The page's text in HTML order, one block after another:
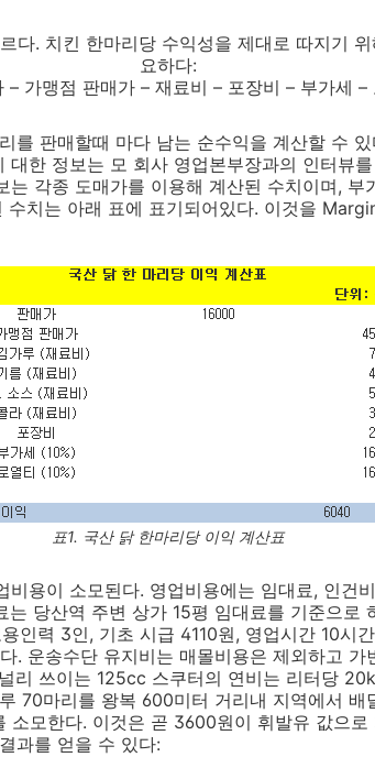
다. 치킨 한마리당 수익성을 제대로 따지기
요하다:
– 가맹점 판매가 – 재료비 – 포장비 – 부가세 –
를 판매할때 마다 남는 순수익을 계산할 수
대한 정보는 모 회사 영업본부장과의 인터뷰
는 각종 도매가를 이용해 계산된 수치이며, 부
수치는 아래 표에 표기되어있다. 이것을
표1. 국산 닭 한마리당 이익 계산표
비용이 소모된다. 영업비용에는 임대료, 인건
는 당산역 주변 상가 15평 임대료를 기준으로
인력 3인, 기초 시급 4110원, 영업시간 10시
. 운송수단 유지비는 매몰비용은 제외하고 가
리 쓰이는 125cc 스쿠터의 연비는 리터당
70마리를 왕복 600미터 거리내 지역에서 배
모한다. 이것은 곧 3600원이 휘발유 값으로
과를 얻을 수 있다: